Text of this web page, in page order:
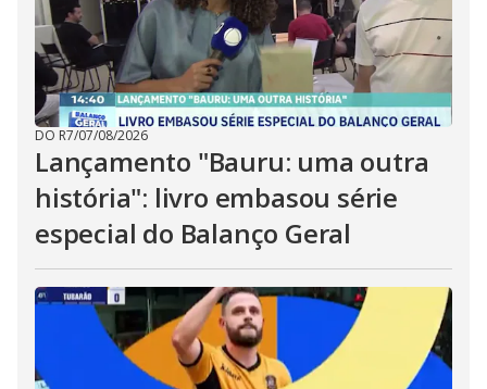
DO R7/07/08/2026
Lançamento "Bauru: uma outra
história": livro embasou série
especial do Balanço Geral